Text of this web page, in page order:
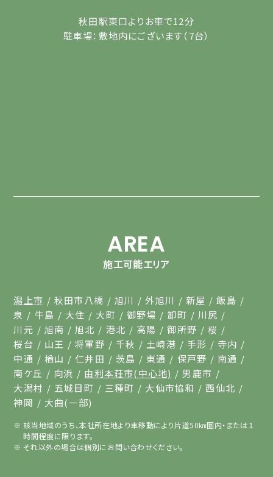
秋田駅東口よりお車で12分
駐車場：敷地内にございます（7台）
AREA
施工可能エリア
潟上市 秋田市八橋 旭川 外旭川 新屋
飯島
泉
牛島 大住 大町 御野場 卸町
川尻
川元
旭南 旭北 港北 高陽 御所野
桜
桜台
山王 将軍野 千秋 土崎港 手形
寺内
中通
楢山 仁井田 茨島 東通 保戸野
南通
南ケ丘
向浜 由利本荘市(中心地)
男鹿市
大潟村
五城目町 三種町 大仙市協和
西仙北
神岡
大曲(一部)
該当地域のうち、本社所在地より車移動により片道50㎞圏内・または１
時間程度に限ります。
それ以外の場合は個別にお問い合わせください。